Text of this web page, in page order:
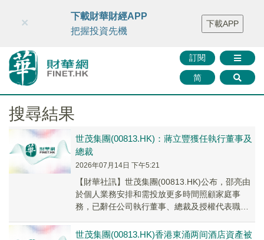
財華智庫網 FINTV FINMETA 財華證券 媒體矩陣
智庫沙龍
聯絡我們
訂閱
简
×
下載財華財經APP
把握投資先機
下載APP
搜尋結果
世茂集團(00813.HK)：蔣立豐獲任執行董事及
總裁
2026年07月14日 下午5:21
【財華社訊】世茂集團(00813.HK)公布，邵亮由
於個人業務安排和需投放更多時間照顧家庭事
務，已辭任公司執行董事、總裁及授權代表職
世茂集團(00813.HK)香港東涌两间酒店資產被